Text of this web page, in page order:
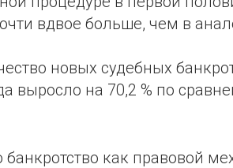
вдвое больше, чем в
новых судебных
выросло на 70,2 % по
как правовой